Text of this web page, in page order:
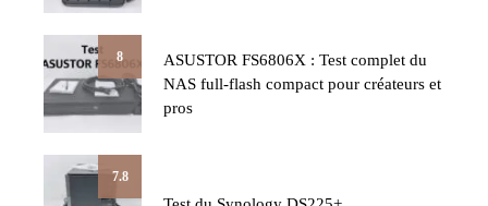
8
ASUSTOR FS6806X : Test complet du
NAS full-flash compact pour créateurs et
pros
7.8